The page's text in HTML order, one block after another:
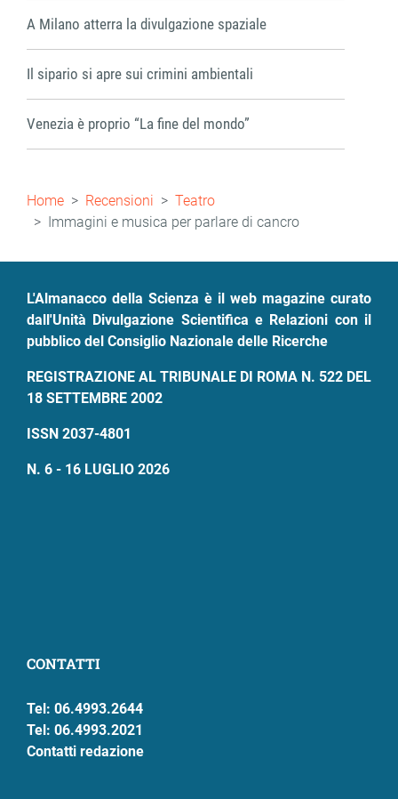
A Milano atterra la divulgazione spaziale
Il sipario si apre sui crimini ambientali
Venezia è proprio “La fine del mondo”
Briciole
di
pane
Home Recensioni
Teatro
Immagini e musica per parlare di cancro
L'Almanacco della Scienza è il web magazine curato
dall'Unità Divulgazione Scientifica e Relazioni con il
pubblico del Consiglio Nazionale delle Ricerche
REGISTRAZIONE AL TRIBUNALE DI ROMA N. 522 DEL
18 SETTEMBRE 2002
ISSN 2037-4801
N. 6 - 16 LUGLIO 2026
CONTATTI
Tel: 06.4993.2644
Tel: 06.4993.2021
Contatti redazione